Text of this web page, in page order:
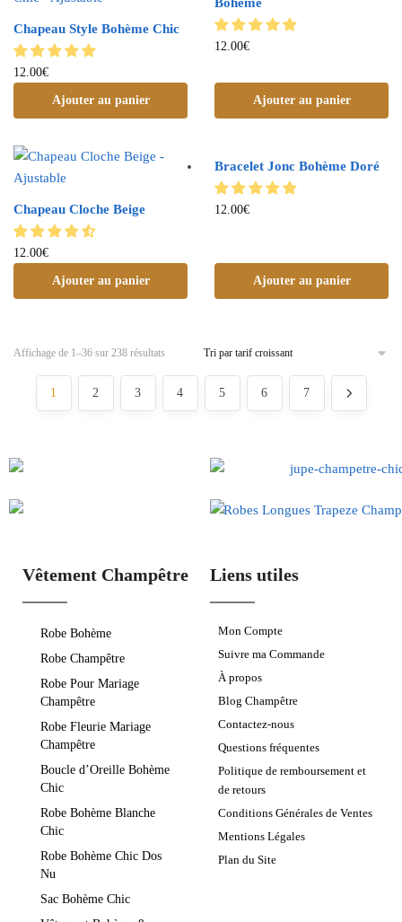
Chapeau Style Bohème Chic
12.00€
Ajouter au panier
12.00€
Ajouter au panier
Chapeau Cloche Beige
12.00€
Ajouter au panier
Bracelet Jonc Bohème Doré
12.00€
Ajouter au panier
Affichage de 1–36 sur 238 résultats
1 2 3 4 5 6 7
Vêtement Champêtre
Robe Bohème
Robe Champêtre
Robe Pour Mariage
Champêtre
Robe Fleurie Mariage
Champêtre
Boucle d’Oreille Bohème
Chic
Robe Bohème Blanche
Chic
Robe Bohème Chic Dos
Nu
Sac Bohème Chic
Liens utiles
Mon Compte
Suivre ma Commande
À propos
Blog Champêtre
Contactez-nous
Questions fréquentes
Politique de remboursement et
de retours
Conditions Générales de Ventes
Mentions Légales
Plan du Site